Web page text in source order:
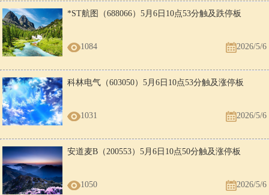
*ST航图（688066）5月6日10点53分触及跌停板
1084 2026/5/6
科林电气（603050）5月6日10点53分触及涨停板
1031 2026/5/6
安道麦B（200553）5月6日10点50分触及涨停板
1050 2026/5/6